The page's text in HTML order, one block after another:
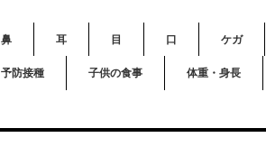
鼻 耳 目 口 ケガ
予防接種 子供の食事 体重・身長